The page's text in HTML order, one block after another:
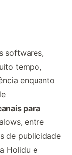
softwares,
tempo,
enquanto
para
entre
de publicidade
Holidu e